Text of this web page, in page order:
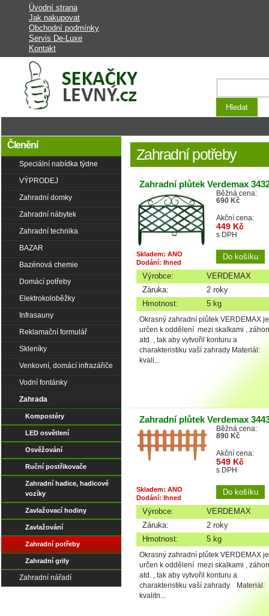
Úvodní strana
Jak nakupovat
Obchodní podmínky
Servis De-Luxe
Kontakt
Laciná Zahrada - stroje a vybavení na
zahradu
Členění
Speciální nabídka týdne
VÝPRODEJ
Zahradní domky
Zahradní nábytek
Zahradní technika
BAZAR
Bazénová chemie
Domácí potřeby
Elektrokoloběžky
Infrasauny
Reklamační formulář
Skleníky
Venkovní, domácí infrazářiče
Vodní fontánky
Zahrada
Kompostéry
LED osvětlení
Osvěžování
Ruční postřikovače
Zahradní hadice, hadicové
vozíky
Zavlažovací hodiny
Zavlažování
Zahradní potřeby
Zahradní grily
Zahradní nářadí
Zahradní potřeby
Zahradní plůtek Verdemax
Běžná cena:
690 Kč
Akční cena:
449 Kč
s DPH
Skladem: ANO
Dodání: Ihned
Výrobce:
VERDEMAX
Záruka:
2 roky
Hmotnost:
5 kg
Okrasný zahradní plůtek VERDEMAX je
určen k oddělení mezi skalkami ,
atd. , tak aby vytvořil konturu a
charakteristiku vaší zahrady Materiál:
kvali...
Zahradní plůtek Verdemax
Běžná cena:
890 Kč
Akční cena:
549 Kč
s DPH
Skladem: ANO
Dodání: Ihned
Výrobce:
VERDEMAX
Záruka:
2 roky
Hmotnost:
5 kg
Okrasný zahradní plůtek VERDEMAX je
určen k oddělení mezi skalkami ,
atd. , tak aby vytvořil konturu a
charakteristiku vaší zahrady. Materiál:
kvalitn...